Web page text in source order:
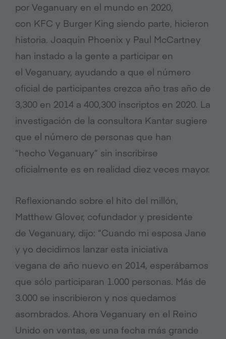
por Veganuary en el mundo en 2020,
con KFC y Burger King siendo parte, hicieron
historia. Joaquin Phoenix y Paul McCartney
han instado a la gente a participar en
el Veganuary, ayudando a que el número
oficial de participantes crezca año tras año de
3,300 en 2014 a 400,300 inscriptos en 2020. La
investigación de la consultora Kantar sugiere
que el número de personas que han
“hecho Veganuary” sin inscribirse
oficialmente es en realidad diez veces mayor.
Reflexionando sobre el hito del millón,
Matthew Glover, cofundador y presidente
de Veganuary, dijo: “Cuando mi esposa Jane
y yo decidimos lanzar esta iniciativa
vegana de año nuevo en 2014, esperábamos
que sólo participaran 1.000 personas. Más de
3.000 se inscribieron y nos quedamos
asombrados. Ahora Veganuary en el Reino
Unido en ventas, es una fecha más grande